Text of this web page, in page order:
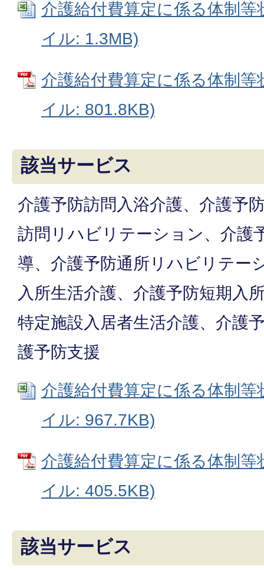
介護給付費算定に係る体制
イル: 1.3MB)
介護給付費算定に係る体制
イル: 801.8KB)
該当サービス
介護予防訪問入浴介護、介護予
訪問リハビリテーション、介護
導、介護予防通所リハビリテー
入所生活介護、介護予防短期入
特定施設入居者生活介護、介護
護予防支援
介護給付費算定に係る体制
イル: 967.7KB)
介護給付費算定に係る体制
イル: 405.5KB)
該当サービス